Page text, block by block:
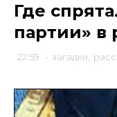
Где
партии» в
22:59 - загадки